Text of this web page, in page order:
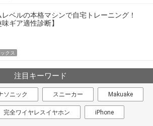
レベルの本格マシンで自宅トレーニング！
味ギア適性診断】
クス
注目キーワード
ソニック スニーカー Makuake
完全ワイヤレスイヤホン iPhone